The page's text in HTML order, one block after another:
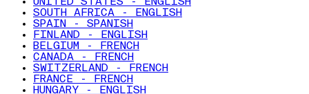
SOUTH AFRICA - ENGLISH
SPAIN - SPANISH
FINLAND - ENGLISH
BELGIUM - FRENCH
CANADA - FRENCH
SWITZERLAND - FRENCH
FRANCE - FRENCH
HUNGARY - ENGLISH